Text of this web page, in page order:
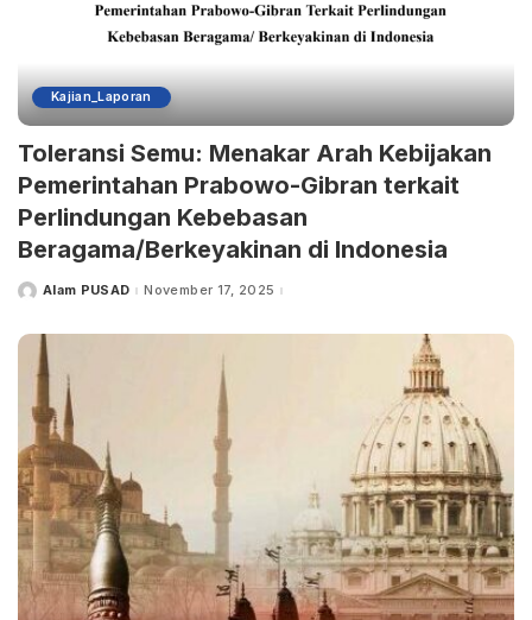
Kajian_Laporan
Toleransi Semu: Menakar Arah Kebijakan
Pemerintahan Prabowo-Gibran terkait
Perlindungan Kebebasan
Beragama/Berkeyakinan di Indonesia
PostedAlam PUSAD November 17, 2025